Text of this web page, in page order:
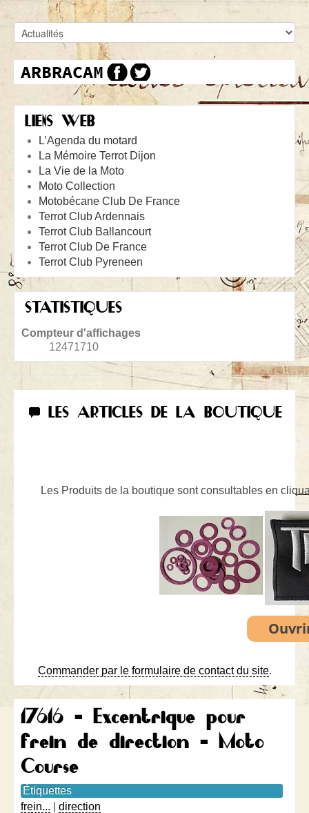
LIENS WEB
L’Agenda du motard
La Mémoire Terrot Dijon
La Vie de la Moto
Moto Collection
Motobécane Club De France
Terrot Club Ardennais
Terrot Club Ballancourt
Terrot Club De France
Terrot Club Pyreneen
STATISTIQUES
Compteur d'affichages
12471710
LES ARTICLES DE LA BOUTIQUE
Les Produits de la boutique sont consultables en
Commander par le formulaire de contact du site.
17616 - Excentrique pour
frein de direction - Moto
Course
Étiquettes
frein...
direction